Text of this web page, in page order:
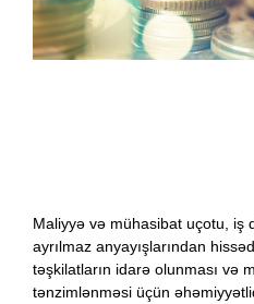
Maliyyə və mühasibat uçotu, iş
ayrılmaz anyayışlarından
təşkilatların idarə olunması və
tənzimlənməsi üçün